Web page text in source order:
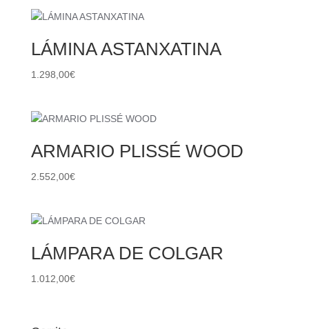
LÁMINA ASTANXATINA
1.298,00€
ARMARIO PLISSÉ WOOD
2.552,00€
LÁMPARA DE COLGAR
1.012,00€